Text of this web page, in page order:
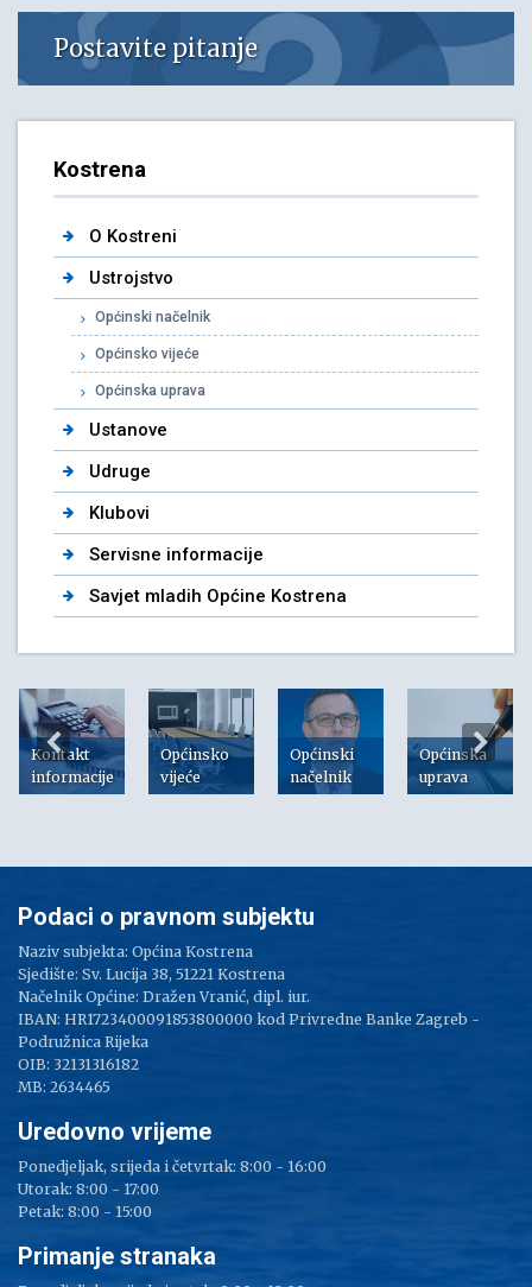
Postavite pitanje
Kostrena
O Kostreni
Ustrojstvo
Općinski načelnik
Općinsko vijeće
Općinska uprava
Ustanove
Udruge
Klubovi
Servisne informacije
Savjet mladih Općine Kostrena
Kontakt
informacije
Općinsko
vijeće
Općinski
načelnik
Općinska
uprava
Podaci o pravnom subjektu
Naziv subjekta: Općina Kostrena
Sjedište: Sv. Lucija 38, 51221 Kostrena
Načelnik Općine: Dražen Vranić, dipl. iur.
IBAN: HR1723400091853800000 kod Privredne Banke Zagreb -
Podružnica Rijeka
OIB: 32131316182
MB: 2634465
Uredovno vrijeme
Ponedjeljak, srijeda i četvrtak: 8:00 - 16:00
Utorak: 8:00 - 17:00
Petak: 8:00 - 15:00
Primanje stranaka